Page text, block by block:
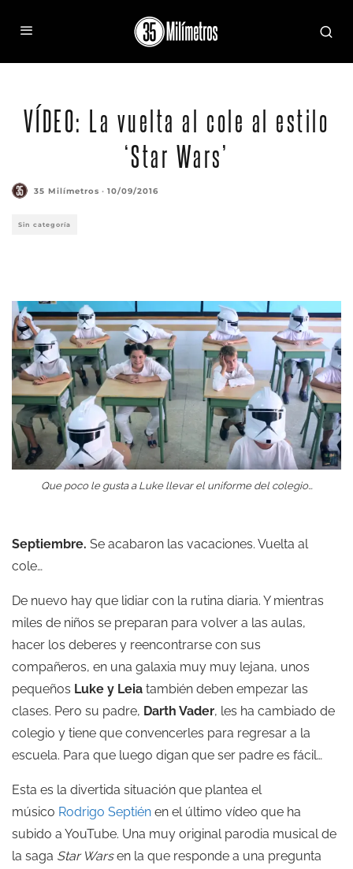
VÍDEO: La vuelta al cole al estilo
‘Star Wars’
35 Milímetros · 10/09/2016
Sin categoría
Que poco le gusta a Luke llevar el uniforme del colegio…
Septiembre. Se acabaron las vacaciones. Vuelta al
cole…
De nuevo hay que lidiar con la rutina diaria. Y mientras
miles de niños se preparan para volver a las aulas,
hacer los deberes y reencontrarse con sus
compañeros, en una galaxia muy muy lejana, unos
pequeños Luke y Leia también deben empezar las
clases. Pero su padre, Darth Vader, les ha cambiado de
colegio y tiene que convencerles para regresar a la
escuela. Para que luego digan que ser padre es fácil…
Esta es la divertida situación que plantea el
músico Rodrigo Septién en el último vídeo que ha
subido a YouTube. Una muy original parodia musical de
la saga Star Warsen la que responde a una pregunta